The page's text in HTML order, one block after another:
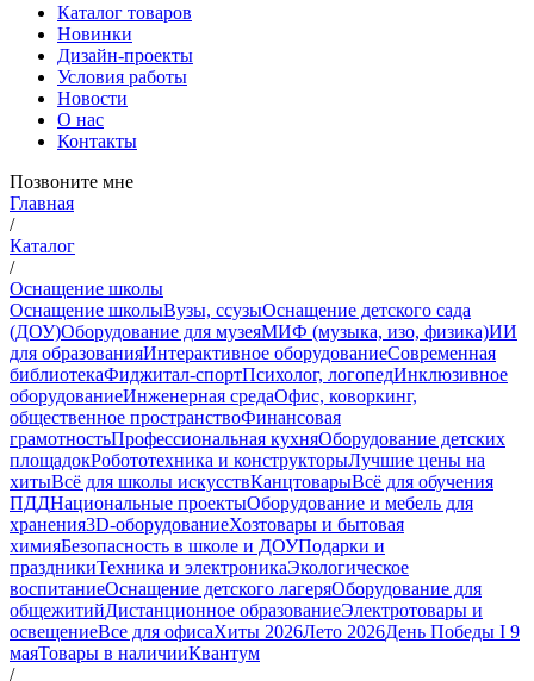
Каталог товаров
Новинки
Дизайн-проекты
Условия работы
Новости
О нас
Контакты
Позвоните мне
Главная
/
Каталог
/
Оснащение школы
Оснащение школыВузы, ссузыОснащение детского сада
(ДОУ)Оборудование для музеяМИФ (музыка, изо, физика)ИИ
для образованияИнтерактивное оборудованиеСовременная
библиотекаФиджитал-спортПсихолог, логопедИнклюзивное
оборудованиеИнженерная средаОфис, коворкинг,
общественное пространствоФинансовая
грамотностьПрофессиональная кухняОборудование детских
площадокРобототехника и конструкторыЛучшие цены на
хитыВсё для школы искусствКанцтоварыВсё для обучения
ПДДНациональные проектыОборудование и мебель для
хранения3D-оборудованиеХозтовары и бытовая
химияБезопасность в школе и ДОУПодарки и
праздникиТехника и электроникаЭкологическое
воспитаниеОснащение детского лагеряОборудование для
общежитийДистанционное образованиеЭлектротовары и
освещениеВсе для офисаХиты 2026Лето 2026День Победы I 9
маяТовары в наличииКвантум
/